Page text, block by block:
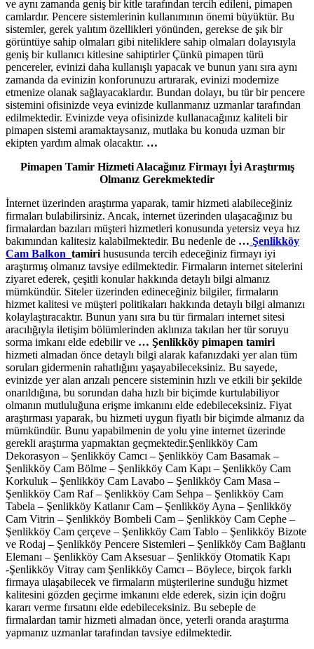
ve aynı zamanda geniş bir kitle tarafından tercih edileni, pimapen
camlardır. Pencere sistemlerinin kullanımının önemi büyüktür. Bu
sistemler, gerek yalıtım özellikleri yönünden, gerekse de şık bir
görüntüye sahip olmaları gibi niteliklere sahip olmaları dolayısıyla
geniş bir kullanıcı kitlesine sahiptirler Çünkü pimapen türü
pencereler, evinizi daha kullanışlı yapacak ve bunun yanı sıra aynı
zamanda da evinizin konforunuzu artırarak, evinizi modernize
etmenize olanak sağlayacaklardır. Bundan dolayı, bu tür bir pencere
sistemini ofisinizde veya evinizde kullanmanız uzmanlar tarafından
edilmektedir. Evinizde veya ofisinizde kullanacağınız kaliteli bir
pimapen sistemi aramaktaysanız, mutlaka bu konuda uzman bir
ekipten yardım almak olacaktır. …
Pimapen Tamir Hizmeti Alacağınız Firmayı İyi Araştırmış
Olmanız Gerekmektedir
İnternet üzerinden araştırma yaparak, tamir hizmeti alabileceğiniz
firmaları bulabilirsiniz. Ancak, internet üzerinden ulaşacağınız bu
firmalardan bazıları müşteri hizmetleri konusunda yetersiz veya hız
bakımından kalitesiz kalabilmektedir. Bu nedenle de … Şenlikköy
Cam Balkon tamiri hususunda tercih edeceğiniz firmayı iyi
araştırmış olmanız tavsiye edilmektedir. Firmaların internet sitelerini
ziyaret ederek, çeşitli konular hakkında detaylı bilgi almanız
mümkündür. Siteler üzerinden edineceğiniz bilgiler, firmaların
hizmet kalitesi ve müşteri politikaları hakkında detaylı bilgi almanızı
kolaylaştıracaktır. Bunun yanı sıra bu tür firmaları internet sitesi
aracılığıyla iletişim bölümlerinden aklınıza takılan her tür soruyu
sorma imkanı elde edebilir ve … Şenlikköy pimapen tamiri
hizmeti almadan önce detaylı bilgi alarak kafanızdaki yer alan tüm
soruları gidermenin rahatlığını yaşayabileceksiniz. Bu sayede,
evinizde yer alan arızalı pencere sisteminin hızlı ve etkili bir şekilde
onarıldığına, bu sorundan daha hızlı bir biçimde kurtulabiliyor
olmanın mutluluğuna erişme imkanını elde edebileceksiniz. Fiyat
araştırması yaparak, bu hizmeti uygun fiyatlı bir biçimde almanız da
mümkündür. Bunu yapabilmenin de yolu yine internet üzerinde
gerekli araştırma yapmaktan geçmektedir.Şenlikköy Cam
Dekorasyon – Şenlikköy Camcı – Şenlikköy Cam Basamak –
Şenlikköy Cam Bölme – Şenlikköy Cam Kapı – Şenlikköy Cam
Korkuluk – Şenlikköy Cam Lavabo – Şenlikköy Cam Masa –
Şenlikköy Cam Raf – Şenlikköy Cam Sehpa – Şenlikköy Cam
Tabela – Şenlikköy Katlanır Cam – Şenlikköy Ayna – Şenlikköy
Cam Vitrin – Şenlikköy Bombeli Cam – Şenlikköy Cam Cephe –
Şenlikköy Cam çerçeve – Şenlikköy Cam Tablo – Şenlikköy Bizote
ve Rodaj – Şenlikköy Pencere Sistemleri – Şenlikköy Cam Bağlantı
Elemanı – Şenlikköy Cam Aksesuar – Şenlikköy Otomatik Kapı
-Şenlikköy Vitray cam Şenlikköy Camcı – Böylece, birçok farklı
firmaya ulaşabilecek ve firmaların müşterilerine sunduğu hizmet
kalitesini gözden geçirme imkanını elde ederek, sizin için doğru
kararı verme fırsatını elde edebileceksiniz. Bu sebeple de
firmalardan tamir hizmeti almadan önce, yeterli oranda araştırma
yapmanız uzmanlar tarafından tavsiye edilmektedir.